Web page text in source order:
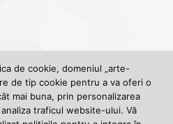
litere
de cookie, domeniul „arte-
de tip cookie pentru a va oferi o
mai buna, prin personalizarea
traficul website-ului. Vă